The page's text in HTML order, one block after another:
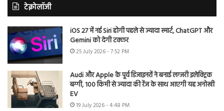
टेक्नोलॉजी
iOS 27 में नई Siri होगी पहले से ज्यादा स्मार्ट, ChatGPT और
Gemini को देगी टक्कर
25 July 2026 - 7:52 PM
Audi और Apple के पूर्व डिजाइनरों ने बनाई लग्जरी इलेक्ट्रिक
बग्गी, 100 किमी से ज्यादा की रेंज के साथ आएगी यह अनोखी
EV
19 July 2026 - 4:48 PM